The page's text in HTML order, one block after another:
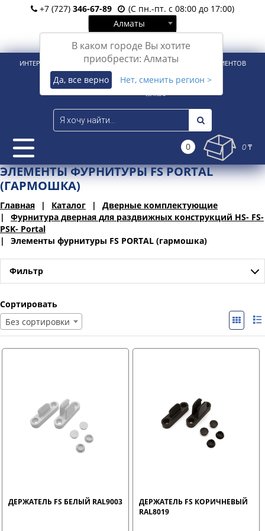
+7 (727) 346-67-89
(С пн.-пт. с 08:00 до 17:00)
Алматы
В каком городе Вы хотите
приобрести: Алматы
Да, все верно Нет, сменить регион >
Вход Регистрация
ИНТЕРНЕТ-МАГАЗИН ДЛЯ РОЗНИЧНЫХ И КОРПОРАТИВНЫХ КЛИЕНТОВ
0 0 ₸
ЭЛЕМЕНТЫ ФУРНИТУРЫ FS PORTAL
(ГАРМОШКА)
Главная Каталог
Дверные комплектующие
Фурнитура дверная для раздвижных конструкций HS- FS-
PSK- Portal
Элементы фурнитуры FS PORTAL (гармошка)
Фильтр
Сортировать
Без сортировки
ДЕРЖАТЕЛЬ FS БЕЛЫЙ RAL9003
ДЕРЖАТЕЛЬ FS КОРИЧНЕВЫЙ
RAL8019